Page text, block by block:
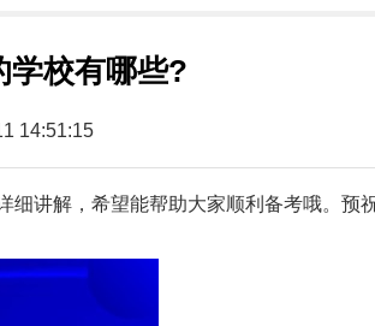
学校有哪些?
14:51:15
细讲解，希望能帮助大家顺利备考哦。预